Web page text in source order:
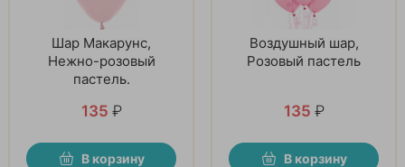
Шар Макарунс,
Нежно-розовый
пастель.
135 ₽
В корзину
Воздушный шар,
Розовый пастель
135 ₽
В корзину